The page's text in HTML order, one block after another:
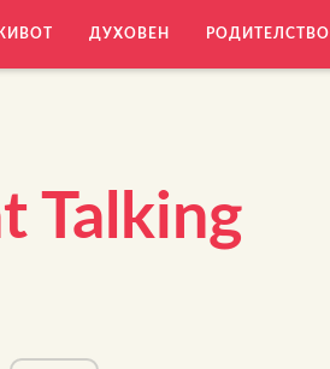
ДУХОВЕН РОДИТЕЛСТВО
Talking